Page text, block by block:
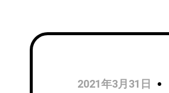
2021年3月31日